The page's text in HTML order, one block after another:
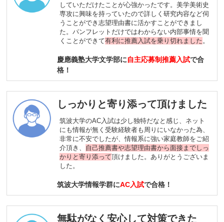
していただけたことが心強かったです。美学美術史
専攻に興味を持っていたので詳しく研究内容など伺
うことができ志望理由書に活かすことができまし
た。パンフレットだけではわからない内部事情を聞
くことができて有利に推薦入試を乗り切れました 。
慶應義塾大学文学部に自主応募制推薦入試で合
格！
しっかりと寄り添って頂けました
筑波大学のAC入試は少し独特だなと感じ、ネット
にも情報が無く受験経験者も周りにいなかった為、
非常に不安でしたが、情報系に強い家庭教師をご紹
介頂き、 自己推薦書や志望理由書から面接までしっ
かりと寄り添って頂けました。ありがとうございま
した。
筑波大学情報学群にAC入試で合格！
無駄がなく安心して対策できた